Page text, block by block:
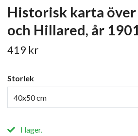
Historisk karta
och Hillared, år
419 kr
Storlek
40x50 cm
I lager.